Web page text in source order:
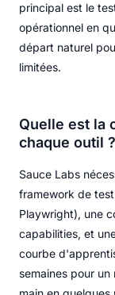
principal est le
opérationnel en
départ naturel
limitées.
Quelle est la
chaque outil ?
Sauce Labs
framework de
Playwright), une
capabilities, et
courbe
semaines pour